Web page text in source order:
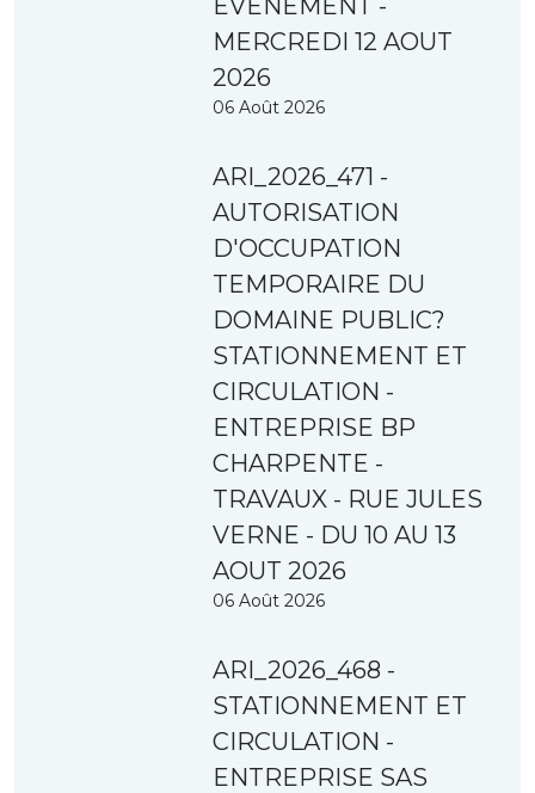
MERCREDI 12 AOUT
2026
06 Août 2026
ARI_2026_471 -
AUTORISATION
D'OCCUPATION
TEMPORAIRE DU
DOMAINE PUBLIC?
STATIONNEMENT ET
CIRCULATION -
ENTREPRISE BP
CHARPENTE -
TRAVAUX - RUE JULES
VERNE - DU 10 AU 13
AOUT 2026
06 Août 2026
ARI_2026_468 -
STATIONNEMENT ET
CIRCULATION -
ENTREPRISE SAS